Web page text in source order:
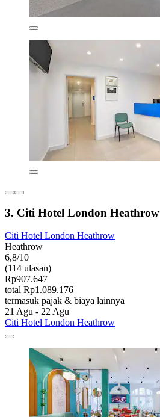
3. Citi Hotel London Heathrow
Citi Hotel London Heathrow
Heathrow
6,8/10
(114 ulasan)
Rp907.647
total Rp1.089.176
termasuk pajak & biaya lainnya
21 Agu - 22 Agu
Citi Hotel London Heathrow